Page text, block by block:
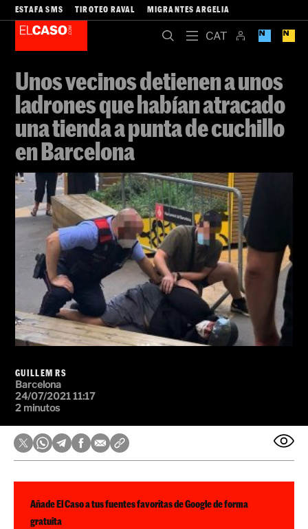
ESTAFA SMS TIROTEO RAVAL MIGRANTES ARGELIA
Unos vecinos detienen a unos
ladrones que habían atracado
una tienda a punta de cuchillo
en Barcelona
GUILLEM RS
Barcelona
24/07/2021 11:17
2 minutos
Añade El Caso a tus fuentes favoritas de Google de forma
gratuita